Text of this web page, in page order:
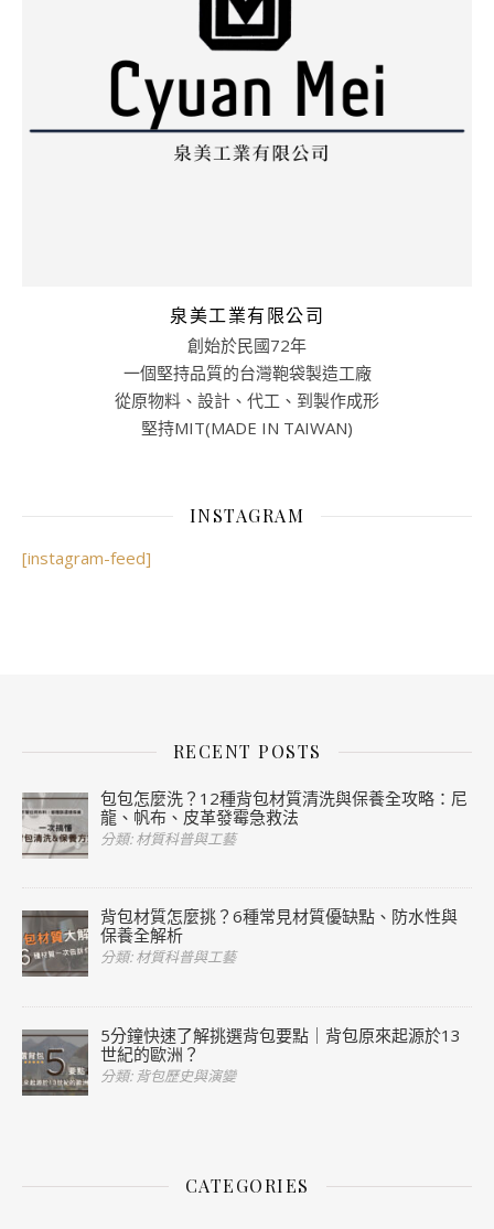
泉美工業有限公司
創始於民國72年
一個堅持品質的台灣鞄袋製造工廠
從原物料、設計、代工、到製作成形
堅持MIT(MADE IN TAIWAN)
INSTAGRAM
[instagram-feed]
RECENT POSTS
包包怎麼洗？12種背包材質清洗與保養全攻略：尼
龍、帆布、皮革發霉急救法
分類: 材質科普與工藝
背包材質怎麼挑？6種常見材質優缺點、防水性與
保養全解析
分類: 材質科普與工藝
5分鐘快速了解挑選背包要點｜背包原來起源於13
世紀的歐洲？
分類: 背包歷史與演變
CATEGORIES